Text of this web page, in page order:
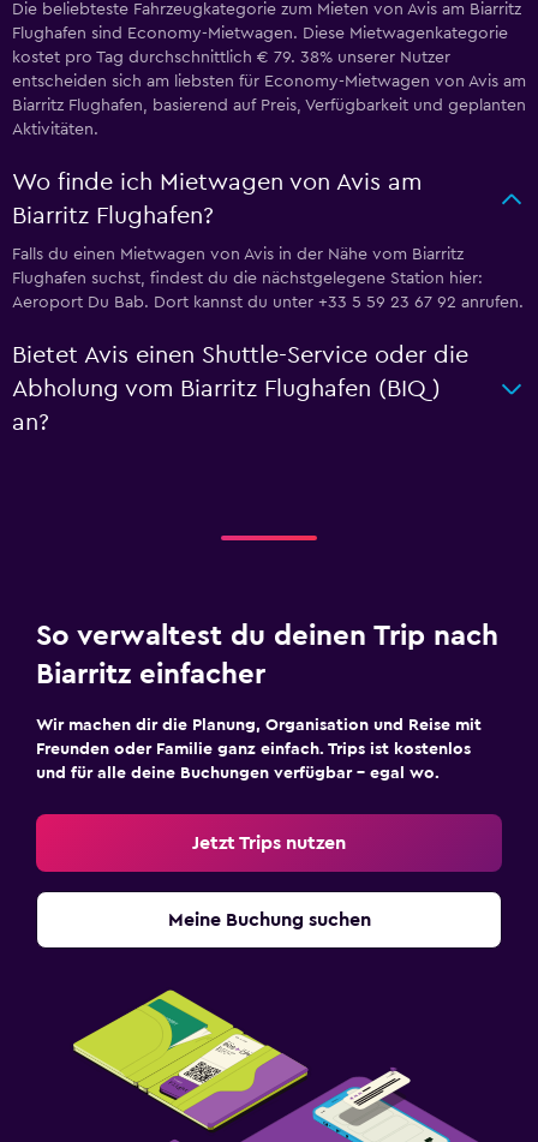
Die beliebteste Fahrzeugkategorie zum Mieten von Avis am Biarritz
Flughafen sind Economy-Mietwagen. Diese Mietwagenkategorie
kostet pro Tag durchschnittlich € 79. 38% unserer Nutzer
entscheiden sich am liebsten für Economy-Mietwagen von Avis am
Biarritz Flughafen, basierend auf Preis, Verfügbarkeit und geplanten
Aktivitäten.
Wo finde ich Mietwagen von Avis am
Biarritz Flughafen?
Falls du einen Mietwagen von Avis in der Nähe vom Biarritz
Flughafen suchst, findest du die nächstgelegene Station hier:
Aeroport Du Bab. Dort kannst du unter +33 5 59 23 67 92 anrufen.
Bietet Avis einen Shuttle-Service oder die
Abholung vom Biarritz Flughafen (BIQ)
an?
So verwaltest du deinen Trip nach
Biarritz einfacher
Wir machen dir die Planung, Organisation und Reise mit
Freunden oder Familie ganz einfach. Trips ist kostenlos
und für alle deine Buchungen verfügbar – egal wo.
Jetzt Trips nutzen
Meine Buchung suchen